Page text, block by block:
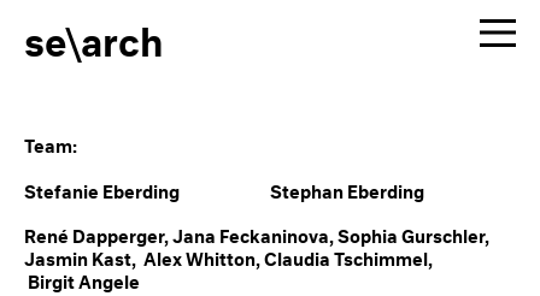
se\arch
Team:
Stefanie Eberding Stephan Eberding
René Dapperger, Jana Feckaninova, Sophia Gurschler,
Jasmin Kast, Alex Whitton, Claudia Tschimmel,
Birgit Angele